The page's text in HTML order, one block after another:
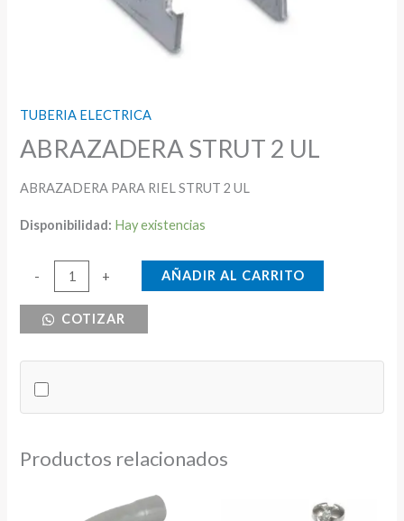
TUBERIA ELECTRICA
ABRAZADERA STRUT 2 UL
ABRAZADERA PARA RIEL STRUT 2 UL
Disponibilidad: Hay existencias
-
ABRAZADERA
STRUT
+ AÑADIR AL CARRITO
COTIZAR
Productos relacionados